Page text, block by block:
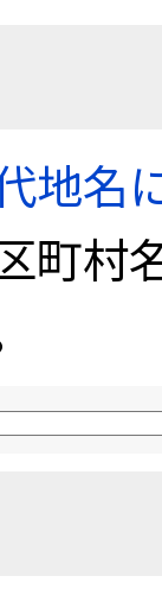
地名
町村